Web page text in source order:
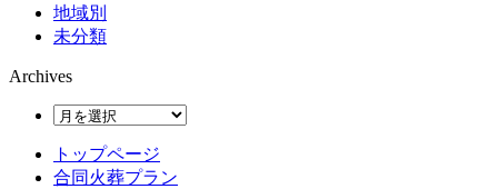
地域別
未分類
Archives
トップページ
合同火葬プラン